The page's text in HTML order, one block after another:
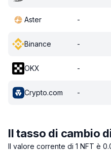
Aster -
Binance -
OKX -
Crypto.com -
Il tasso di cambio
Il valore corrente di 1 NFT è